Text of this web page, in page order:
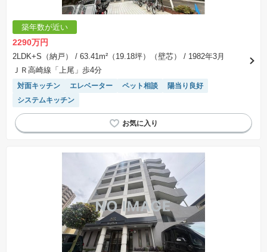
築年数が近い
2290万円
2LDK+S（納戸） / 63.41m²（19.18坪）（壁芯）
/ 1982年3月
ＪＲ高崎線「上尾」歩4分
対面キッチン エレベーター ペット相談
陽当り良好
システムキッチン